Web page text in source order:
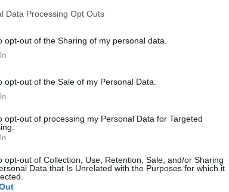
Data Processing Opt Outs
opt-out of the Sharing of my personal data.
opt-out of the Sale of my Personal Data.
opt-out of processing my Personal Data for Targeted
opt-out of Collection, Use, Retention, Sale, and/or Sharing
Data that Is Unrelated with the Purposes for which it
danai_barka
χαλαρές ώρες που πέρασε στο resort όπου
ηρεμίας. Ανάμεσα σε αυτά, ξεχώρισε και
στην πισίνα, μια εικόνα που τάραξε το
και την φυσικότητά της.